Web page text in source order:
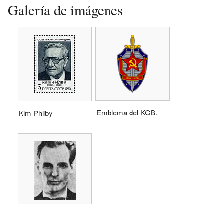
Galería de imágenes
Kim Philby Emblema del KGB.